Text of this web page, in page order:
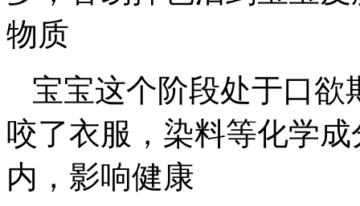
物质
宝宝这个阶段处于口
咬了衣服，染料等化学
内，影响健康